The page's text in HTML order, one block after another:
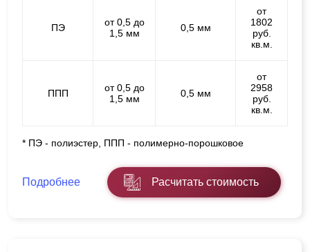
ПЭ
от 0,5 до
1,5 мм
0,5 мм
от
1802
руб.
кв.м.
ППП
от 0,5 до
1,5 мм
0,5 мм
от
2958
руб.
кв.м.
* ПЭ - полиэстер, ППП - полимерно-порошковое
Подробнее Расчитать стоимость